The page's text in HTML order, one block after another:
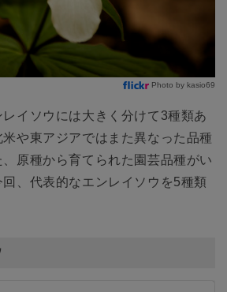
Photo by kasio69
レイソウには大きく分けて3種類あ
や東アジアではまた異なった品種
原種から育てられた園芸品種がい
回、代表的なエンレイソウを5種類